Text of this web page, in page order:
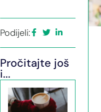
Podijeli:
Pročitajte još
i...